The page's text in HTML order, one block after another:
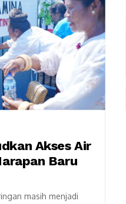
Akses Air
Baru
masih menjadi